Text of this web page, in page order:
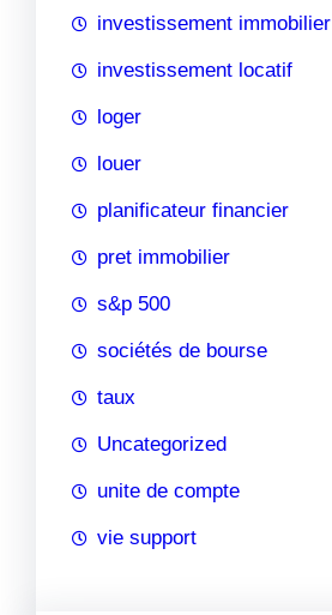
investissement immobilier
investissement locatif
loger
louer
planificateur financier
pret immobilier
s&p 500
sociétés de bourse
taux
Uncategorized
unite de compte
vie support